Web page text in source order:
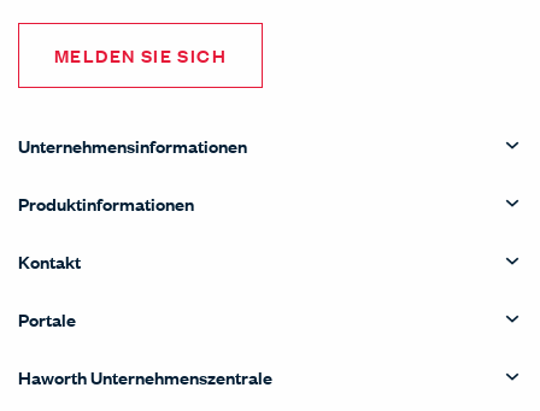
MELDEN SIE SICH
Unternehmensinformationen
Produktinformationen
Kontakt
Portale
Haworth Unternehmenszentrale